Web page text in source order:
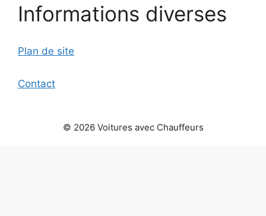
Informations diverses
Plan de site
Contact
© 2026 Voitures avec Chauffeurs